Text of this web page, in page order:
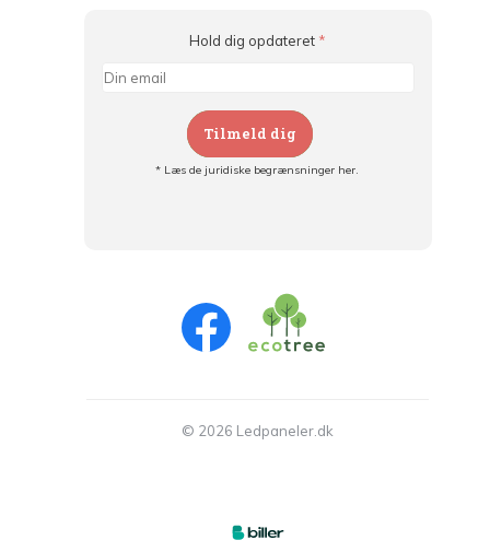
Hold dig opdateret *
Tilmeld dig
* Læs de juridiske begrænsninger her.
© 2026 Ledpaneler.dk